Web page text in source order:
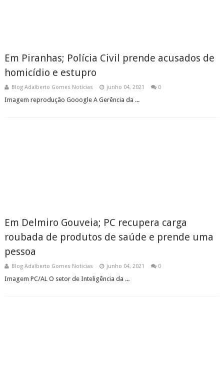
Em Piranhas; Polícia Civil prende acusados de
homicídio e estupro
Blog Adalberto Gomes Noticias junho 04, 2021 0
Imagem reprodução Gooogle A Gerência da ...
Em Delmiro Gouveia; PC recupera carga
roubada de produtos de saúde e prende uma
pessoa
Blog Adalberto Gomes Noticias junho 04, 2021 0
Imagem PC/AL O setor de Inteligência da ...